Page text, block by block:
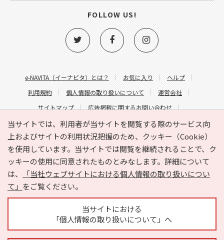
当サイトでは、利用者が当サイトを閲覧する際のサービス向
上およびサイトの利用状況把握のため、クッキー（Cookie）
を使用しています。当サイトでは閲覧を継続されることで、ク
ッキーの使用に同意されたものとみなします。詳細について
は、
「当社ウェブサイトにおける個人情報の取り扱いについ
て」 をご覧ください。
当サイトにおける
「個人情報の取り扱いについて」へ
e-NAVITA（イーナビタ）とは？ お気に入り
ヘルプ
利用規約
個人情報の取り扱いについて
運営会社
サイトマップ
広告掲載に関するお問い合わせ
サイトの内容に関するお問い合わせ
FOLLOW US!
Copyright © HYOJITO.Co.,Ltd. All Rights Reserved.